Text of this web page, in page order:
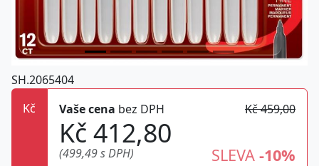
SH.2065404
Kč
Vaše cena bez DPH Kč 459,00
Kč 412,80
(499,49 s DPH) SLEVA -10%